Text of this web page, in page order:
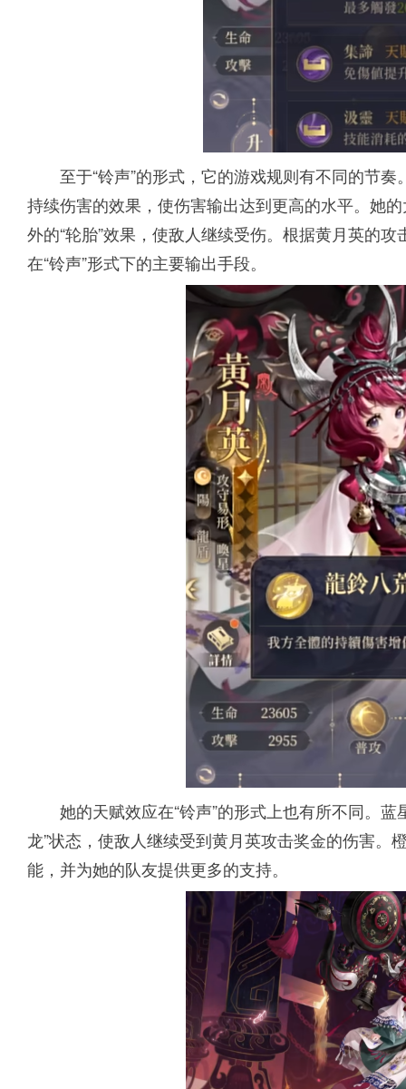
至于“铃声”的形式，它的游戏规则有不同的节
持续伤害的效果，使伤害输出达到更高的水平。她
外的“轮胎”效果，使敌人继续受伤。根据黄月英的
在“铃声”形式下的主要输出手段。
她的天赋效应在“铃声”的形式上也有所不同。
龙”状态，使敌人继续受到黄月英攻击奖金的伤害
能，并为她的队友提供更多的支持。